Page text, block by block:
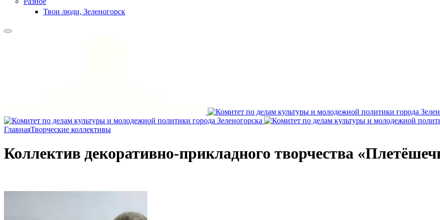
Твои люди, Зеленогорск
ГлавнаяТворческие коллективы
Коллектив декоративно-прикладного творчества